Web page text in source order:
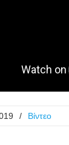
/ Βίντεο